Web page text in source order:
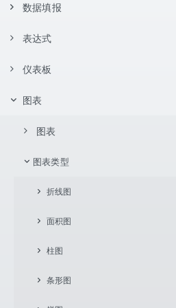
页面设置
报表设置
JNDI 数据源
用户自定义 java.sql.DataSource
服务器数据源
数据库数据集
服务器虚拟数据源数据集
存储过程数据集
数据展开方式
父格设置
单元格坐标体系
参数机制
报表类型
明细型报表
分组报表
表达式分组
数据汇总
换行计算
控件与交互
斜线表头
浮动控件
行高
新值
分页
字体颜色
字体样式
列宽
排序
点击列头排序
多列头点击排序
添加箭头排序
序号控制
组内序号
行序号
每页序号重新开始
数据过滤与聚合
数据集过滤
多条件数据过滤
单元格过滤数据集
数据聚合方式
报表功能
套打
分页报表
分页时重复显示标题
按组分页
每页显示固定行
补充空白行
分栏报表
简单两栏报表
列分栏
行分栏
主子报表
简单主子报表
主从联动报表
参数与链接
参数实现数据查询
水印
简单报表
条件过滤
排序着色展示
过滤器
过滤器中使用参数
分组报表
简单分组报表
自定义分组报表
表达式分组报表
按段长动态分组报表
动态显示前 N 个分组
多数据源报表
多源多片交叉报表
单元格坐标应用示例
环比
同比
逐层累加
跨层累加
条件汇总
占比
数据填报
简单填报范例
控件类型
数据联动
数据校验
填报事件
数据保存
数据暂存
填报实现详解
表达式
基本语法
表达式中引用数据集字段
函数
常用函数
报表函数
日期与时间相关函数
数学函数
文本函数
其它函数
函数自定义
表达式应用
数据比较统计
中文大写样式的数字
千分位格式显示数字
星期判断
中文形式显示日期
仪表板
简介
组件
容器
参数
图表
轮播表
网页
组件装饰
边距
边框
标题
盒子样式
参数查询
移动端支持
图表
图表
图表插入方式
入门范例
图表类型
折线图
基础折线图
堆叠折线图
标记点
面积图
基础面积图
堆叠面积图
柱图
柱图
条形图